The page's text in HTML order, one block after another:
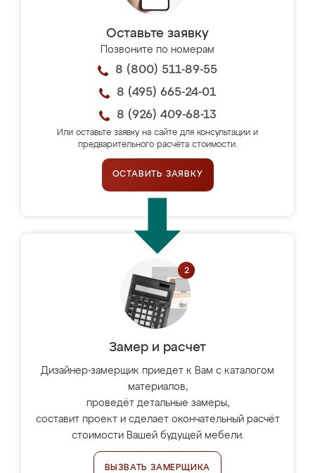
Оставьте заявку
Позвоните по номерам
8 (800) 511-89-55
8 (495) 665-24-01
8 (926) 409-68-13
Или оставьте заявку на сайте для консультации и
предварительного расчёта стоимости.
ОСТАВИТЬ ЗАЯВКУ
Замер и расчет
Дизайнер-замерщик приедет к Вам с каталогом
материалов,
проведёт детальные замеры,
составит проект и сделает окончательный расчёт
стоимости Вашей будущей мебели.
ВЫЗВАТЬ ЗАМЕРЩИКА